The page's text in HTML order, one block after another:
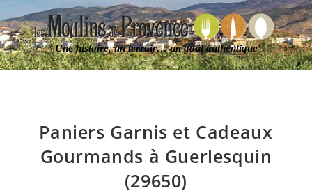
Une histoire, un terroir… un goût authentique
Paniers Garnis et Cadeaux
Gourmands à Guerlesquin
(29650)